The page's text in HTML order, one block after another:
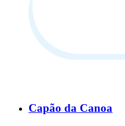
Capão da Canoa